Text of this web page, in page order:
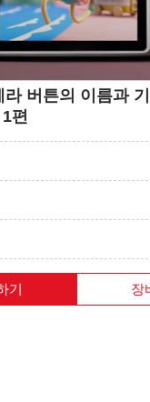
버튼의 이름과
편
기 장